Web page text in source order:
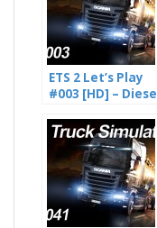
ETS 2 Let’s Play
#003 [HD] – Diese
Mautstellen